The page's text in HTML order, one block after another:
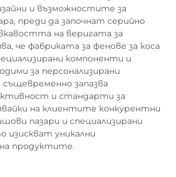
и възможностите за
преди да започнат серийно
на веригата за
че фабриката за фенове за коса
компоненти и
за персонализирани
запазва
и стандарти за
на клиентите конкурентни
пазари и специализирани
изискват уникални
продуктите.